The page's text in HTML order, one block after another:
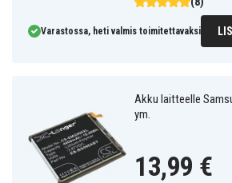
Varastossa, heti valmis toimitettavaksi
Akku laitteelle
ym.
13,99 €